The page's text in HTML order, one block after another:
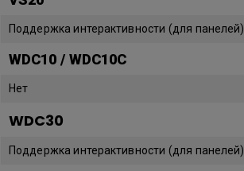
Поддержка интерактивности (для панелей)
WDC10 / WDC10C
Нет
WDC30
Поддержка интерактивности (для панелей)